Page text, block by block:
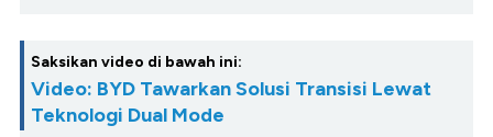
Saksikan video di bawah ini:
Video: BYD Tawarkan Solusi Transisi Lewat
Teknologi Dual Mode